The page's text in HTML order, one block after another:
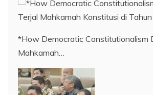
*How Democratic Constitutionalism
Mahkamah…